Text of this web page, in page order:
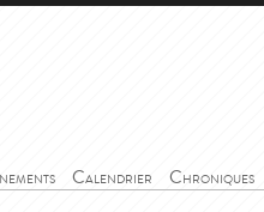
Calendrier Chroniques